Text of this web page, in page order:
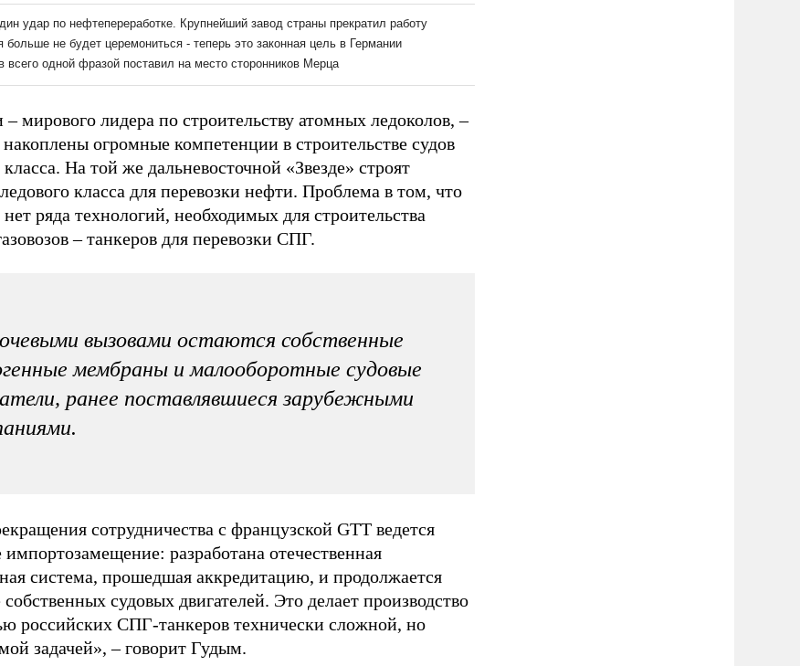
мирового лидера по строительству атомных ледоколов, –
огромные компетенции в строительстве судов
класса. На той же дальневосточной «Звезде» строят
класса для перевозки нефти. Проблема в том, что
ряда технологий, необходимых для строительства
– танкеров для перевозки СПГ.
вызовами остаются собственные
мембраны и малооборотные судовые
ранее поставлявшиеся зарубежными
сотрудничества с французской GTT ведется
импортозамещение: разработана отечественная
система, прошедшая аккредитацию, и продолжается
собственных судовых двигателей. Это делает производство
российских СПГ-танкеров технически сложной, но
задачей», – говорит Гудым.